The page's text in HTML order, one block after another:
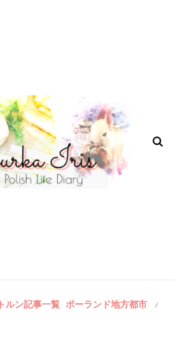
トルン記事一覧 ポーランド地方都市 /